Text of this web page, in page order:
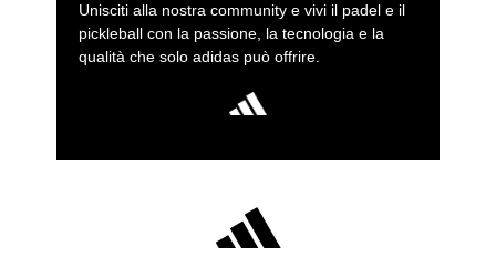
Unisciti alla nostra community e vivi il padel e il
pickleball con la passione, la tecnologia e la
qualità che solo adidas può offrire.